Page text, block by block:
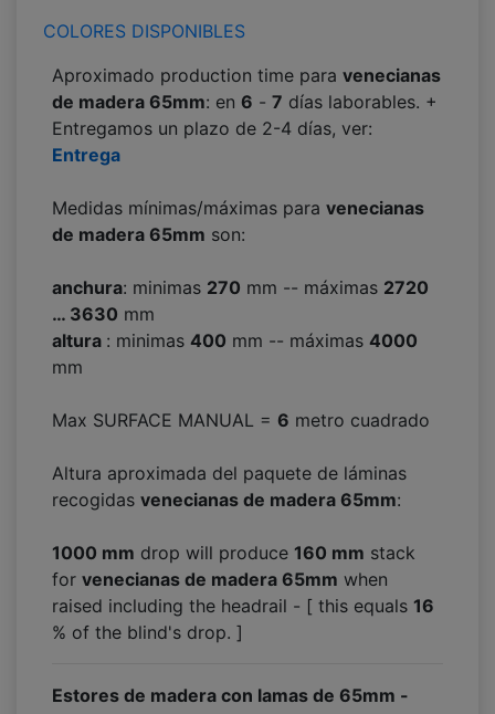
COLORES DISPONIBLES
Aproximado production time para venecianas
de madera 65mm: en 6 - 7 días laborables. +
Entregamos un plazo de 2-4 días, ver:
Entrega
Medidas mínimas/máximas para venecianas
de madera 65mm son:
anchura: minimas 270 mm -- máximas 2720
… 3630 mm
altura : minimas 400 mm -- máximas 4000
mm
Max SURFACE MANUAL = 6 metro cuadrado
Altura aproximada del paquete de láminas
recogidas venecianas de madera 65mm:
1000 mm drop will produce 160 mm stack
for venecianas de madera 65mm when
raised including the headrail - [ this equals 16
% of the blind's drop. ]
Estores de madera con lamas de 65mm -